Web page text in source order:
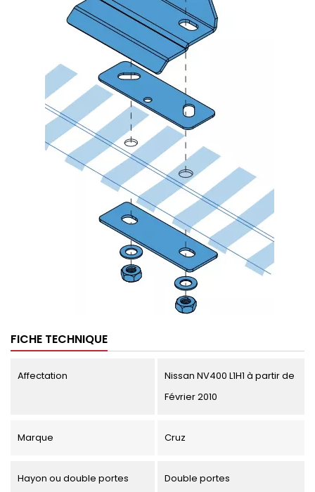
FICHE TECHNIQUE
Affectation
Nissan NV400 L1H1 à partir de
Février 2010
Marque Cruz
Hayon ou double portes Double portes